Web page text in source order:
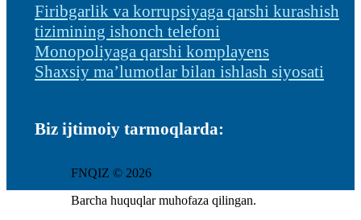
Firibgarlik va korrupsiyaga qarshi kurashish
tizimining ishonch telefoni
Monopoliyaga qarshi komplayens
Shaxsiy ma’lumotlar bilan ishlash siyosati
Biz ijtimoiy tarmoqlarda:
FNQIZ © 2026
Barcha huquqlar muhofaza qilingan.